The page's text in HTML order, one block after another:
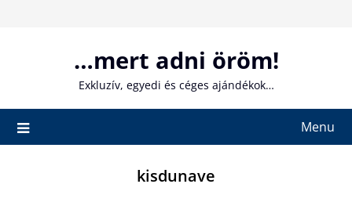
…mert adni öröm!
Exkluzív, egyedi és céges ajándékok…
Menu
kisdunave